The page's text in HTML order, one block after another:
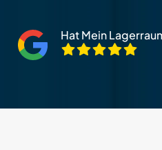
Hat Mein